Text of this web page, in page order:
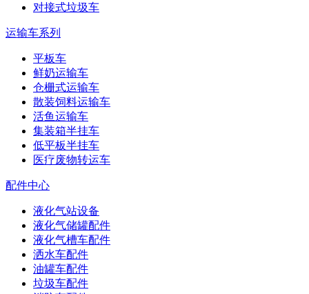
对接式垃圾车
运输车系列
平板车
鲜奶运输车
仓栅式运输车
散装饲料运输车
活鱼运输车
集装箱半挂车
低平板半挂车
医疗废物转运车
配件中心
液化气站设备
液化气储罐配件
液化气槽车配件
洒水车配件
油罐车配件
垃圾车配件